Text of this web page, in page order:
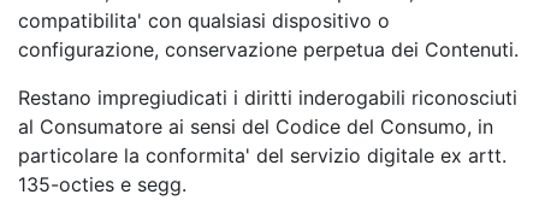
compatibilita' con qualsiasi dispositivo o
configurazione, conservazione perpetua dei Contenuti.
Restano impregiudicati i diritti inderogabili riconosciuti
al Consumatore ai sensi del Codice del Consumo, in
particolare la conformita' del servizio digitale ex artt.
135-octies e segg.